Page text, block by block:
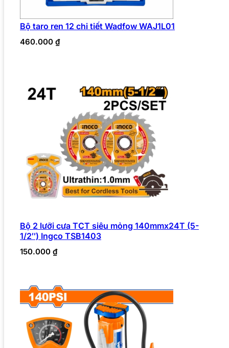
Bộ taro ren 12 chi tiết Wadfow WAJ1L01
460.000 ₫
Bộ 2 lưỡi cưa TCT siêu mỏng 140mmx24T (5-
1/2″) Ingco TSB1403
150.000 ₫